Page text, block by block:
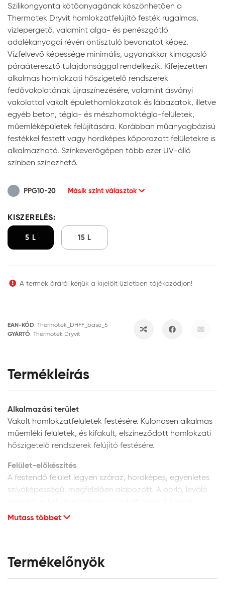
Szilikongyanta kötőanyagának köszönhetően a
Thermotek Dryvit homlokzatfelújító festék rugalmas,
vízlepergető, valamint alga- és penészgátló
adalékanyagai révén öntisztuló bevonatot képez.
Vízfelvevő képessége minimális, ugyanakkor kimagasló
páraáteresztő tulajdonsággal rendelkezik. Kifejezetten
alkalmas homlokzati hőszigetelő rendszerek
fedővakolatának újraszínezésére, valamint ásványi
vakolattal vakolt épülethomlokzatok és lábazatok, illetve
egyéb beton, tégla- és mészhomoktégla-felületek,
műemléképületek felújítására. Korábban műanyagbázisú
festékkel festett vagy hordképes kőporozott felületekre is
alkalmazható. Színkeverőgépen több ezer UV-álló
színben színezhető.
PPG10-20 Másik színt választok
KISZERELÉS:
5 L 15 L
A termék áráról kérjük a kijelölt üzletben tájékozódjon!
EAN-KÓD: Thermotek_DHFF_base_5
GYÁRTÓ: Thermotek Dryvit
Termékleírás
Alkalmazási terület
Vakolt homlokzatfelületek festésére. Különösen alkalmas
műemléki felületek, és kifakult, elszíneződött homlokzati
hőszigetelő rendszerek felújító festésére.
Felület-előkészítés
A festendő felület legyen száraz, hordképes, egyenletes
szívóképességű, megfelelően alapozott. A porló, leváló
megfelelően kijavítani. A vakolat minősége legyen min. vH
Új, vakolt vagy beton felületek:
felület szívóképességének kiegyenlítéséhez a
Mutass többet
Termékelőnyök